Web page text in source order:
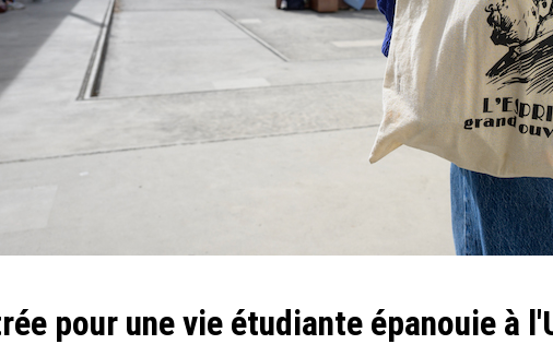
pour une vie étudiante épanouie à